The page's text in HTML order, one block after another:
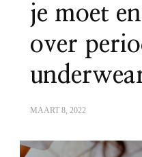
je moet
over
MAART 8, 2022